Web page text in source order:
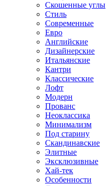
Скошенные углы
Стиль
Современные
Евро
Английские
Дизайнерские
Итальянские
Кантри
Классические
Лофт
Модерн
Прованс
Неоклассика
Минимализм
Под старину
Скандинавские
Элитные
Эксклюзивные
Хай-тек
Особенности